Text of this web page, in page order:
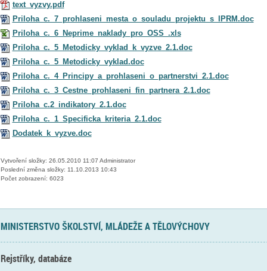
text_vyzvy.pdf
Priloha_c._7_prohlaseni_mesta_o_souladu_projektu_s_IPRM.doc
Priloha_c._6_Neprime_naklady_pro_OSS_.xls
Priloha_c._5_Metodicky_vyklad_k_vyzve_2.1.doc
Priloha_c._5_Metodicky_vyklad.doc
Priloha_c._4_Principy_a_prohlaseni_o_partnerstvi_2.1.doc
Priloha_c._3_Cestne_prohlaseni_fin_partnera_2.1.doc
Priloha_c.2_indikatory_2.1.doc
Priloha_c._1_Specificka_kriteria_2.1.doc
Dodatek_k_vyzve.doc
Vytvoření složky: 26.05.2010 11:07 Administrator
Poslední změna složky: 11.10.2013 10:43
Počet zobrazení: 6023
MINISTERSTVO ŠKOLSTVÍ, MLÁDEŽE A TĚLOVÝCHOVY
Rejstříky, databáze